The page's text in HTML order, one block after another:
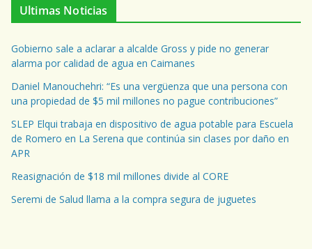
Ultimas Noticias
Gobierno sale a aclarar a alcalde Gross y pide no generar
alarma por calidad de agua en Caimanes
Daniel Manouchehri: “Es una vergüenza que una persona con
una propiedad de $5 mil millones no pague contribuciones”
SLEP Elqui trabaja en dispositivo de agua potable para Escuela
de Romero en La Serena que continúa sin clases por daño en
APR
Reasignación de $18 mil millones divide al CORE
Seremi de Salud llama a la compra segura de juguetes